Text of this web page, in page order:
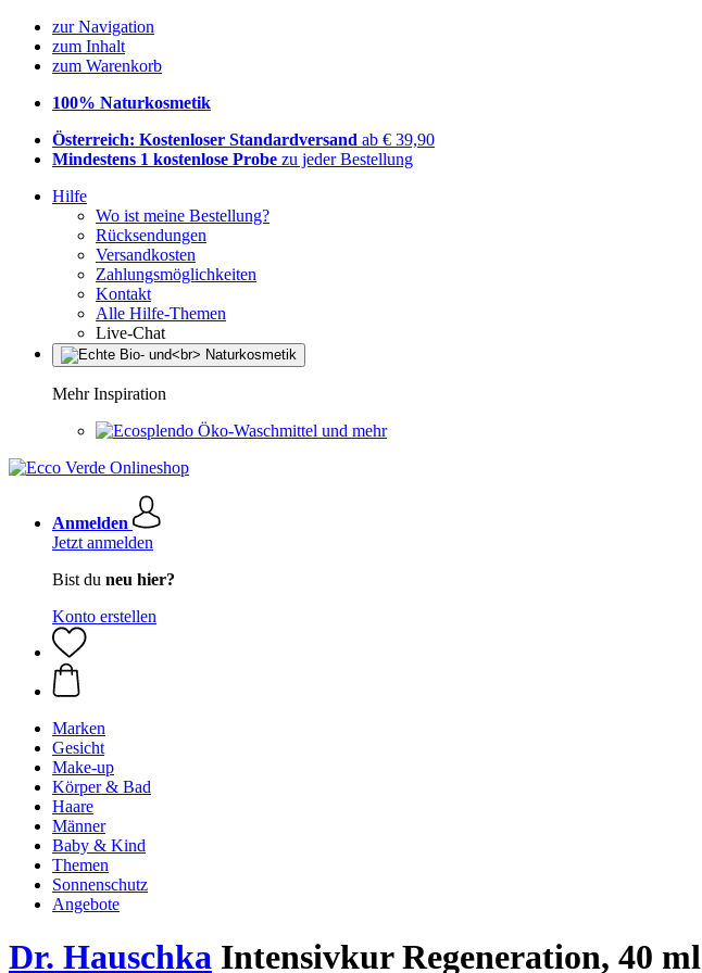
zur Navigation
zum Inhalt
zum Warenkorb
100% Naturkosmetik
Österreich: Kostenloser Standardversand ab € 39,90
Mindestens 1 kostenlose Probe zu jeder Bestellung
Hilfe
Wo ist meine Bestellung?
Rücksendungen
Versandkosten
Zahlungsmöglichkeiten
Kontakt
Alle Hilfe-Themen
Live-Chat
Mehr Inspiration
Öko-Waschmittel und mehr
Anmelden
Jetzt anmelden
Bist du neu hier?
Konto erstellen
Marken
Gesicht
Make-up
Körper & Bad
Haare
Männer
Baby & Kind
Themen
Sonnenschutz
Angebote
Dr. Hauschka Intensivkur Regeneration, 40 ml